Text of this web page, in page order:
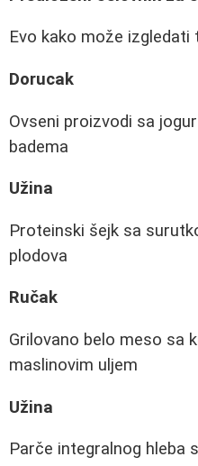
Evo kako može izgledati
Dorucak
Ovseni proizvodi sa
badema
Užina
Proteinski šejk sa
plodova
Ručak
Grilovano belo meso sa
maslinovim uljem
Užina
Parče integralnog hleba